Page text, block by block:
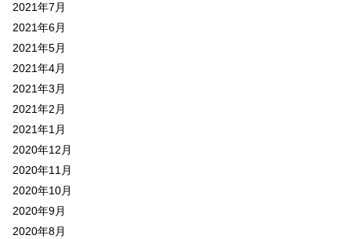
2021年7月
2021年6月
2021年5月
2021年4月
2021年3月
2021年2月
2021年1月
2020年12月
2020年11月
2020年10月
2020年9月
2020年8月